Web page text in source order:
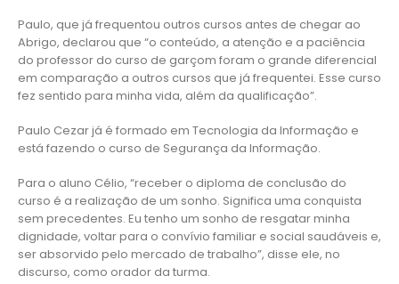
Paulo, que já frequentou outros cursos antes de chegar ao
Abrigo, declarou que “o conteúdo, a atenção e a paciência
do professor do curso de garçom foram o grande diferencial
em comparação a outros cursos que já frequentei. Esse curso
fez sentido para minha vida, além da qualificação”.
Paulo Cezar já é formado em Tecnologia da Informação e
está fazendo o curso de Segurança da Informação.
Para o aluno Célio, “receber o diploma de conclusão do
curso é a realização de um sonho. Significa uma conquista
sem precedentes. Eu tenho um sonho de resgatar minha
dignidade, voltar para o convívio familiar e social saudáveis e,
ser absorvido pelo mercado de trabalho”, disse ele, no
discurso, como orador da turma.